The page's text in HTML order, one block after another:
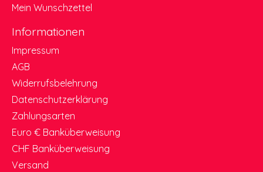
Mein Wunschzettel
Informationen
Impressum
AGB
Widerrufsbelehrung
Datenschutzerklärung
Zahlungsarten
Euro € Banküberweisung
CHF Banküberweisung
Versand